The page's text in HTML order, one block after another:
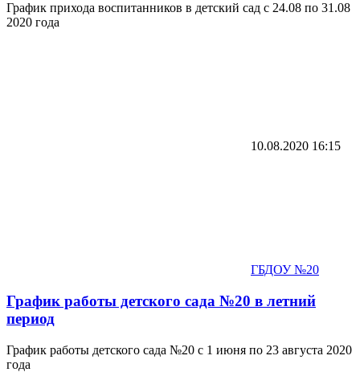
График прихода воспитанников в детский сад с 24.08 по 31.08
2020 года
10.08.2020 16:15
ГБДОУ №20
График работы детского сада №20 в летний
период
График работы детского сада №20 с 1 июня по 23 августа 2020
года